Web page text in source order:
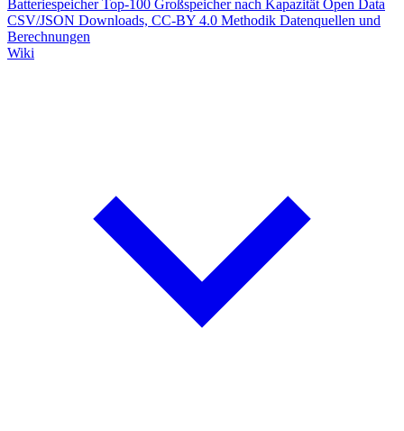
Batteriespeicher Top-100 Großspeicher nach Kapazität Open Data
CSV/JSON Downloads, CC-BY 4.0 Methodik Datenquellen und
Berechnungen
Wiki